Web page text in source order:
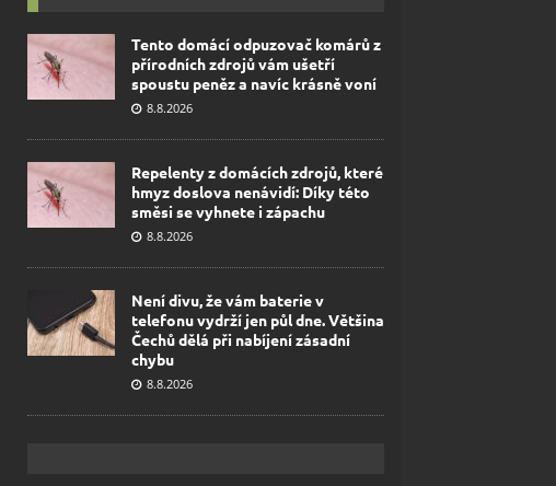
Tento domácí odpuzovač komárů z
přírodních zdrojů vám ušetří
spoustu peněz a navíc krásně voní
8.8.2026
Repelenty z domácích zdrojů, které
hmyz doslova nenávidí: Díky této
směsi se vyhnete i zápachu
8.8.2026
Není divu, že vám baterie v
telefonu vydrží jen půl dne. Většina
Čechů dělá při nabíjení zásadní
chybu
8.8.2026